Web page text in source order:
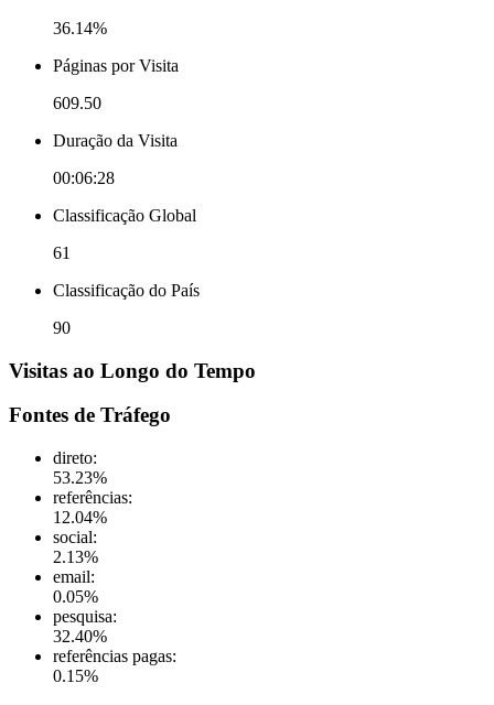
36.14%
Páginas por Visita
609.50
Duração da Visita
00:06:28
Classificação Global
61
Classificação do País
90
Visitas ao Longo do Tempo
Fontes de Tráfego
direto:
53.23%
referências:
12.04%
social:
2.13%
email:
0.05%
pesquisa:
32.40%
referências pagas:
0.15%